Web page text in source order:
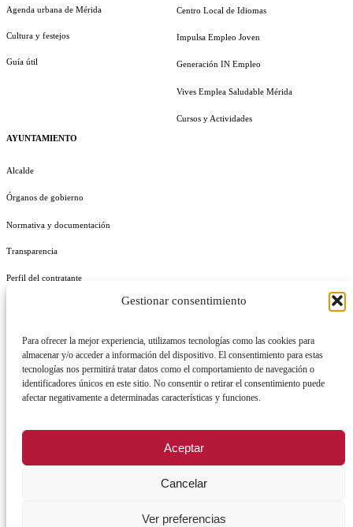
Gestionar consentimiento
Para ofrecer la mejor experiencia, utilizamos tecnologías como las cookies para
almacenar y/o acceder a información del dispositivo. El consentimiento para estas
tecnologías nos permitirá tratar datos como el comportamiento de navegación o
identificadores únicos en este sitio. No consentir o retirar el consentimiento puede
afectar negativamente a determinadas características y funciones.
Aceptar
Cancelar
Ver preferencias
Agenda urbana de Mérida
Cultura y festejos
Guía útil
AYUNTAMIENTO
Alcalde
Órganos de gobierno
Normativa y documentación
Transparencia
Perfil del contratante
Centro Local de Idiomas
Impulsa Empleo Joven
Generación IN Empleo
Vives Emplea Saludable Mérida
Cursos y Actividades
REGISTRO DE ACTIVIDADES DE TRATAMIENTO